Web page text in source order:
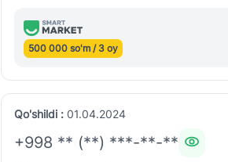
500 000 so'm / 3 oy
Qo'shildi : 01.04.2024
+998 ** (**) ***-**-**